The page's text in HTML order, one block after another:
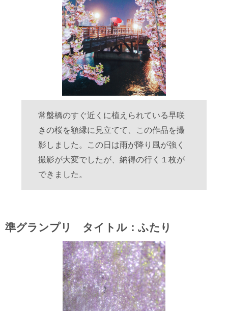
常盤橋のすぐ近くに植えられている早咲
きの桜を額縁に見立てて、この作品を撮
影しました。この日は雨が降り風が強く
撮影が大変でしたが、納得の行く１枚が
できました。
準グランプリ タイトル：ふたり